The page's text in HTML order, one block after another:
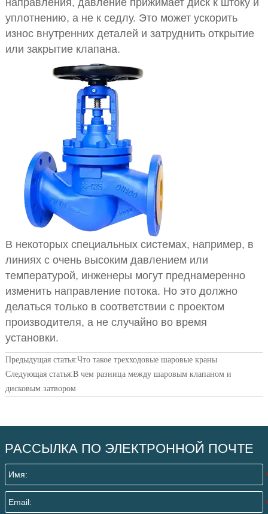
направления, давление прижимает диск к штоку и
уплотнению, а не к седлу. Это может ускорить
износ внутренних деталей и затруднить открытие
или закрытие клапана.
В некоторых специальных системах, например, в
линиях с очень высоким давлением или
температурой, инженеры могут преднамеренно
изменить направление потока. Но это должно
делаться только в соответствии с проектом
производителя, а не случайно во время
установки.
Предыдущая статья:Что такое трехходовые шаровые краны
Следующая статья:В чем разница между шаровым клапаном и
дисковым затвором
РАССЫЛКА ПО ЭЛЕКТРОННОЙ ПОЧТЕ